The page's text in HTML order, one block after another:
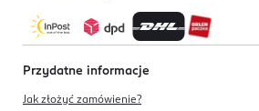
Przydatne informacje
Jak złożyć zamówienie?